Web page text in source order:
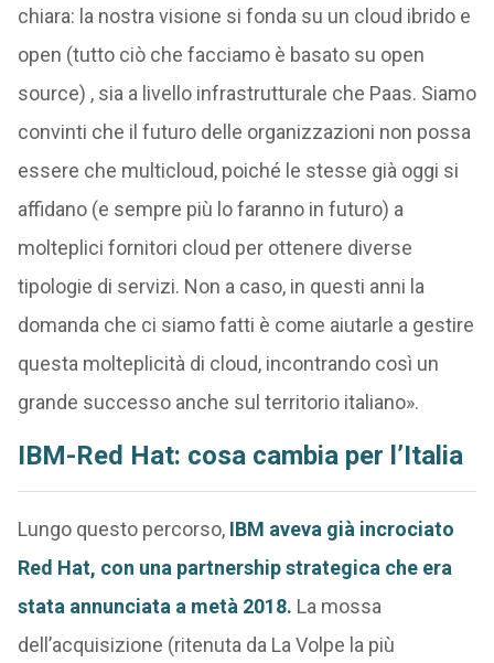
chiara: la nostra visione si fonda su un cloud ibrido e
open (tutto ciò che facciamo è basato su open
source) , sia a livello infrastrutturale che Paas. Siamo
convinti che il futuro delle organizzazioni non possa
essere che multicloud, poiché le stesse già oggi si
affidano (e sempre più lo faranno in futuro) a
molteplici fornitori cloud per ottenere diverse
tipologie di servizi. Non a caso, in questi anni la
domanda che ci siamo fatti è come aiutarle a gestire
questa molteplicità di cloud, incontrando così un
grande successo anche sul territorio italiano».
IBM-Red Hat: cosa cambia per l’Italia
Lungo questo percorso, IBM aveva già incrociato
Red Hat, con una partnership strategica che era
stata annunciata a metà 2018. La mossa
dell’acquisizione (ritenuta da La Volpe la più